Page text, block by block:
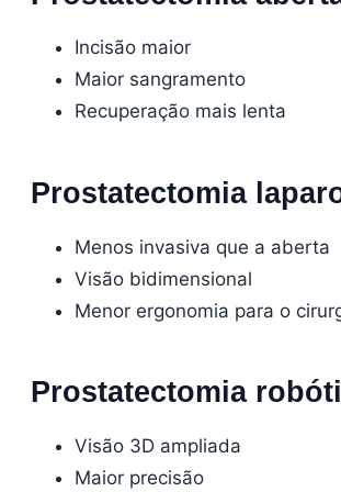
Incisão maior
Maior sangramento
Recuperação mais lenta
Prostatectomia
Menos invasiva que a aberta
Visão bidimensional
Menor ergonomia para o
Prostatectomia
Visão 3D ampliada
Maior precisão